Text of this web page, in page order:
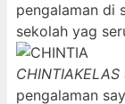
pengalaman di
sekolah yag
CHINTIAKELAS
pengalaman